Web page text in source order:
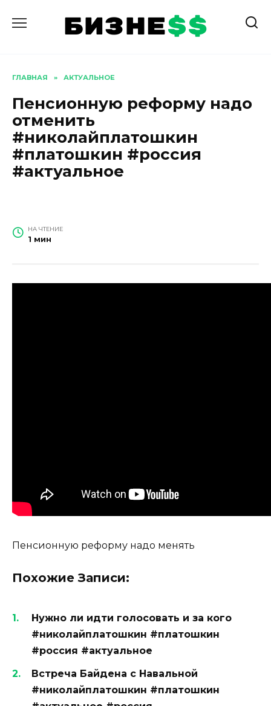
содержанию
ГЛАВНАЯ » АКТУАЛЬНОЕ
Пенсионную реформу надо
отменить
#николайплатошкин
#платошкин #россия
#актуальное
НА ЧТЕНИЕ
1 мин
Пенсионную реформу надо менять
Похожие Записи:
Нужно ли идти голосовать и за кого
#николайплатошкин #платошкин
#россия #актуальное
Встреча Байдена с Навальной
#николайплатошкин #платошкин